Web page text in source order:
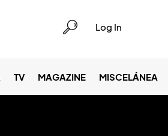
Log In
TV MAGAZINE MISCELÁNEA